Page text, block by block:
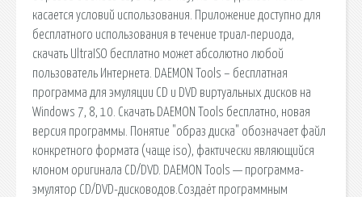
касается условий использования. Приложение доступно для
бесплатного использования в течение триал-периода,
скачать UltraISO бесплатно может абсолютно любой
пользователь Интернета. DAEMON Tools – бесплатная
программа для эмуляции CD и DVD виртуальных дисков на
Windows 7, 8, 10. Скачать DAEMON Tools бесплатно, новая
версия программы. Понятие "образ диска" обозначает файл
конкретного формата (чаще iso), фактически являющийся
клоном оригинала CD/DVD. DAEMON Tools — программа-
эмулятор CD/DVD-дисководов.Создаёт программным